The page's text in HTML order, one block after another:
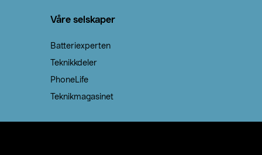
Våre selskaper
Batteriexperten
Teknikkdeler
PhoneLife
Teknikmagasinet